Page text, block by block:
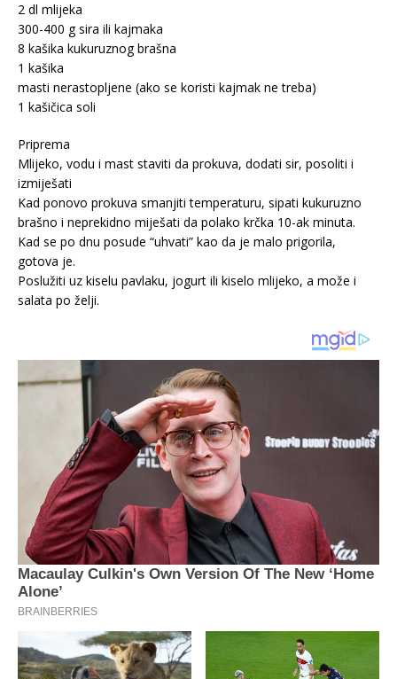
2 dl mlijeka
300-400 g sira ili kajmaka
8 kašika kukuruznog brašna
1 kašika
masti nerastopljene (ako se koristi kajmak ne treba)
1 kašičica soli
Priprema
Mlijeko, vodu i mast staviti da prokuva, dodati sir, posoliti i
izmiješati
Kad ponovo prokuva smanjiti temperaturu, sipati kukuruzno
brašno i neprekidno miješati da polako krčka 10-ak minuta.
Kad se po dnu posude “uhvati” kao da je malo prigorila,
gotova je.
Poslužiti uz kiselu pavlaku, jogurt ili kiselo mlijeko, a može i
salata po želji.